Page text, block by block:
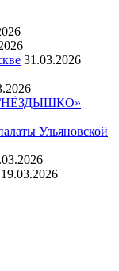
31.03.2026
Ульяновской
19.03.2026